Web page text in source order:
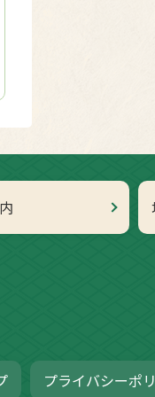
プライバシーポ